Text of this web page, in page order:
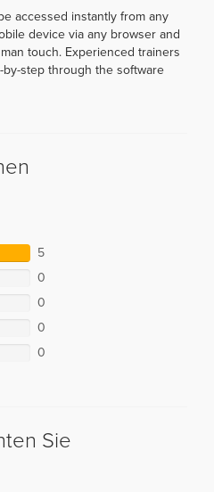
accessed instantly from any
device via any browser and
touch. Experienced trainers
step through the software
5
0
0
0
0
Sie